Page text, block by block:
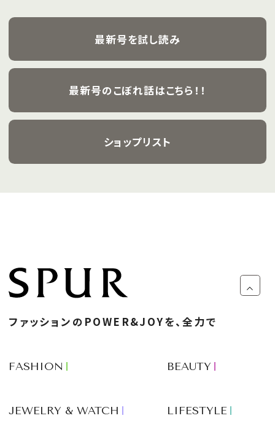
飾ります。
最新号を試し読み
最新号のこぼれ話はこちら！！
ショップリスト
ファッションのPOWER&JOYを、全力で
FASHION BEAUTY
JEWELRY & WATCH LIFESTYLE